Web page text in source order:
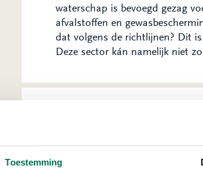
Toestemming
waterschap is bevoegd gezag
afvalstoffen en
dat volgens de richtlijnen? Dit
Deze sector kán namelijk niet
‘’Als toezichthouder letten we
ondergronden tot aan